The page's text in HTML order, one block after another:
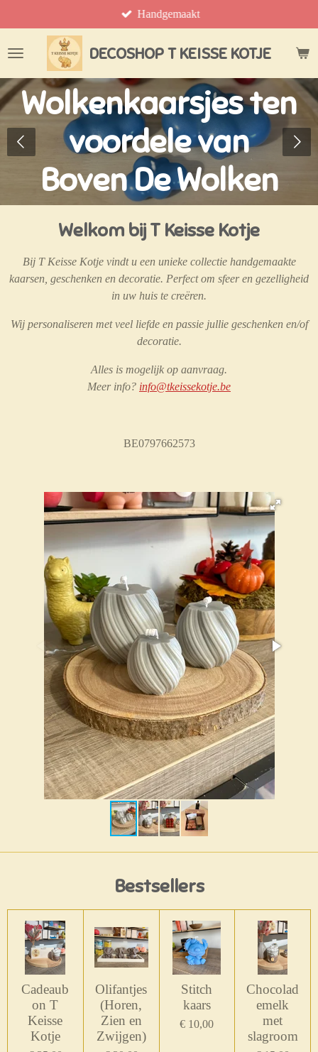
direct
naar
hoofdinhoud
DECOSHOP T KEISSE KOTJE
Handgemaakt
Wolkenkaarsjes ten
voordele van
Boven De Wolken
Welkom bij T Keisse Kotje
Bij T Keisse Kotje vindt u een unieke collectie handgemaakte
kaarsen, geschenken en decoratie. Perfect om sfeer en gezelligheid
in uw huis te creëren.
Wij personaliseren met veel liefde en passie jullie geschenken en/of
decoratie.
Alles is mogelijk op aanvraag.
Meer info? info@tkeissekotje.be
BE0797662573
Bestsellers
Cadeaub
on T
Keisse
Kotje
Olifantjes
(Horen,
Zien en
Zwijgen)
Stitch
kaars
€ 10,00
Chocolad
emelk
met
slagroom